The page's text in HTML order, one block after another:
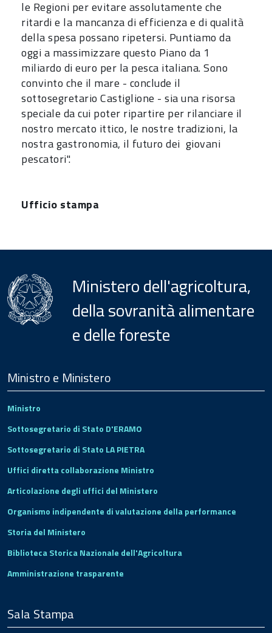
le Regioni per evitare assolutamente che
ritardi e la mancanza di efficienza e di qualità
della spesa possano ripetersi. Puntiamo da
oggi a massimizzare questo Piano da 1
miliardo di euro per la pesca italiana. Sono
convinto che il mare - conclude il
sottosegretario Castiglione - sia una risorsa
speciale da cui poter ripartire per rilanciare il
nostro mercato ittico, le nostre tradizioni, la
nostra gastronomia, il futuro dei giovani
pescatori".
Ufficio stampa
Ministero dell'agricoltura,
della sovranità alimentare
e delle foreste
Footer
Ministro e Ministero
Ministro
Sottosegretario di Stato D'ERAMO
Sottosegretario di Stato LA PIETRA
Uffici diretta collaborazione Ministro
Articolazione degli uffici del Ministero
Organismo indipendente di valutazione della performance
Storia del Ministero
Biblioteca Storica Nazionale dell'Agricoltura
Amministrazione trasparente
Sala Stampa